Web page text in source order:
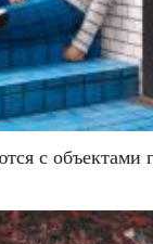
с объектами